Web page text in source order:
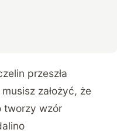
przeszła
założyć, że
tworzy wzór